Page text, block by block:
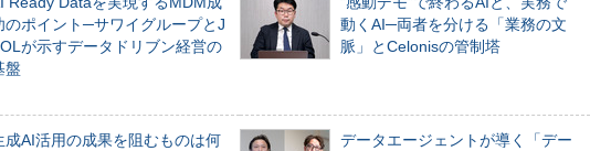
のポイント─サワイグループとJ
が示すデータドリブン経営の
盤
動くAI─両者を分ける「業務の文
脈」とCelonisの管制塔
成AI活用の成果を阻むものは何
データエージェントが導く「デー